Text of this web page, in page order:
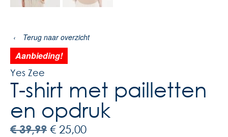
‹ Terug naar overzicht
Aanbieding!
Yes Zee
T-shirt met pailletten
en opdruk
€39,99 € 25,00